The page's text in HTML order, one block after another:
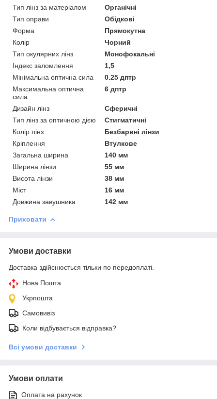
Тип лінз за матеріалом
Органічні
Тип оправи
Обідкові
Форма
Прямокутна
Колір
Чорний
Тип окулярних лінз
Монофокальні
Індекс заломлення
1,5
Мінімальна оптична сила
0.25 дптр
Максимальна оптична
сила
6 дптр
Дизайн лінз
Сферичні
Тип лінз за оптичною дією
Стигматичні
Колір лінз
Безбарвні лінзи
Кріплення
Втулкове
Загальна ширина
140 мм
Ширина лінзи
55 мм
Висота лінзи
38 мм
Міст
16 мм
Довжина завушника
142 мм
Приховати
Умови доставки
Доставка здійснюється тільки по передоплаті.
Нова Пошта
Укрпошта
Самовивіз
Коли відбувається відправка?
Всі умови доставки
Умови оплати
Оплата на рахунок